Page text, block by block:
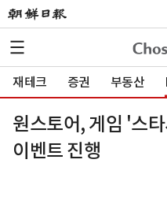
재테크 증권 부동산
원스토어, 게임 '스
이벤트 진행